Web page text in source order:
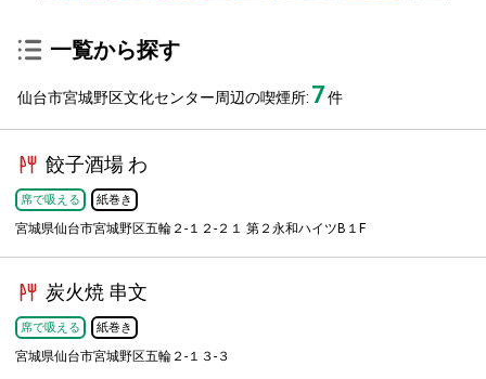
一覧から探す
仙台市宮城野区文化センター周辺の喫煙所: 7件
餃子酒場 わ
席で吸える 紙巻き
宮城県仙台市宮城野区五輪２-１２-２１ 第２永和ハイツB１F
炭火焼 串文
席で吸える 紙巻き
宮城県仙台市宮城野区五輪２-１３-３